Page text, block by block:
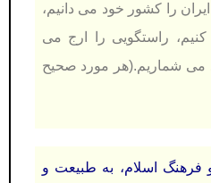
را كشور خود می دانیم،
راستگویی را ارج می
می شماریم.(هر مورد صحیح
فرهنگ اسلام، به طبيعت و